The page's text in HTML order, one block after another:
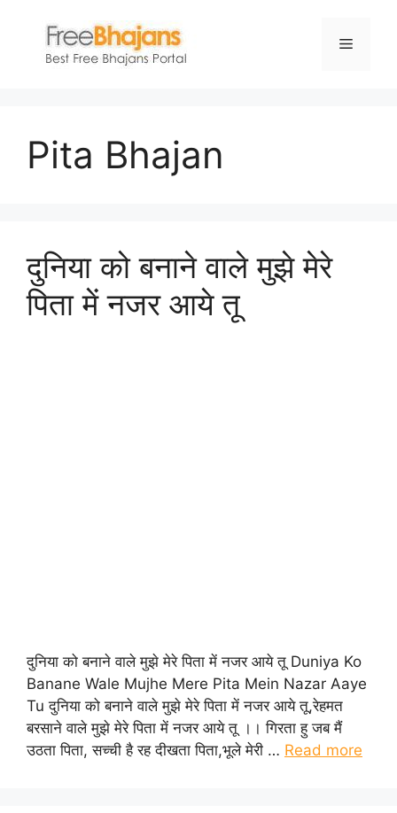
content
Menu
Pita Bhajan
दुनिया को बनाने वाले मुझे मेरे
पिता में नजर आये तू
दुनिया को बनाने वाले मुझे मेरे पिता में नजर आये तू Duniya Ko
Banane Wale Mujhe Mere Pita Mein Nazar Aaye
Tu दुनिया को बनाने वाले मुझे मेरे पिता में नजर आये तू,रेहमत
बरसाने वाले मुझे मेरे पिता में नजर आये तू ।। गिरता हु जब मैं
उठता पिता, सच्ची है रह दीखता पिता,भूले मेरी … Read more